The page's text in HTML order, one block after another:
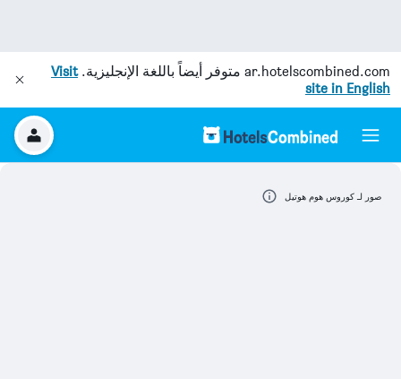
ar.hotelscombined.com متوفر أيضاً باللغة الإنجليزية.Visit
site in English
صور لـ كوروس هوم هوتيل